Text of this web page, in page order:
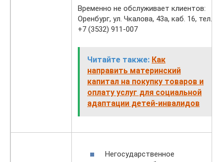
Временно не обслуживает клиентов:
Оренбург, ул. Чкалова, 43а, каб. 16, тел.
+7 (3532) 911-007
Читайте также: Как
направить материнский
капитал на покупку товаров и
оплату услуг для социальной
адаптации детей-инвалидов
Негосударственное